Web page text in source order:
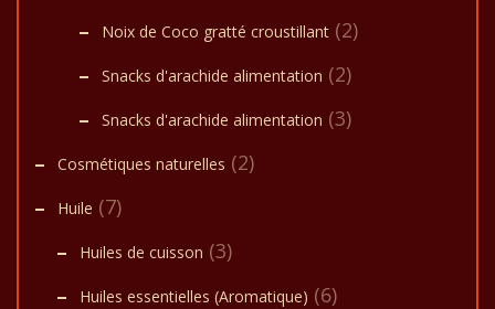
Noix de Coco gratté croustillant (2)
Snacks d'arachide alimentation (2)
Snacks d'arachide alimentation (3)
Cosmétiques naturelles (2)
Huile (7)
Huiles de cuisson (3)
Huiles essentielles (Aromatique) (6)